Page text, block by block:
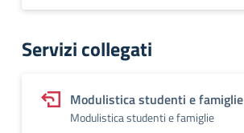
Servizi collegati
Modulistica studenti e famiglie
Modulistica studenti e famiglie